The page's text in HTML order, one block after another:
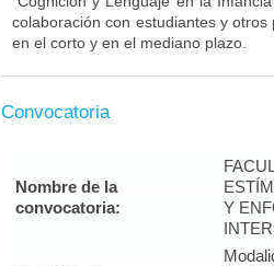
colaboración con estudiantes y
en el corto y en el mediano plazo.
Convocatoria
Nombre de la
convocatoria:
Y